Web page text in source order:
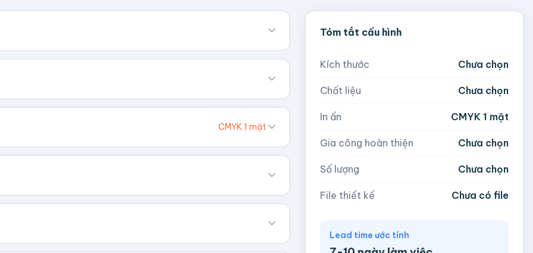
Chúng tôi sẽ tính toán kích thước tổng thể.
Cao (cm)
CMYK 1 mặt
Tóm tắt cấu hình
Kích thước Chưa chọn
Chất liệu Chưa chọn
In ấn CMYK 1 mặt
Gia công hoàn thiện Chưa chọn
Số lượng Chưa chọn
File thiết kế Chưa có file
Lead time ước tính